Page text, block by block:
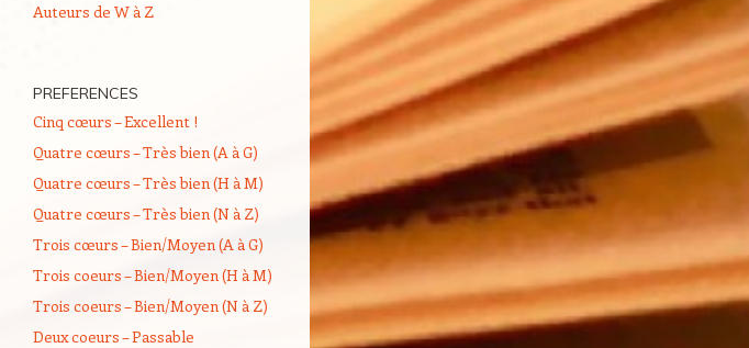
Auteurs de W à Z
PREFERENCES
Cinq cœurs – Excellent !
Quatre cœurs – Très bien (A à G)
Quatre cœurs – Très bien (H à M)
Quatre cœurs – Très bien (N à Z)
Trois cœurs – Bien/Moyen (A à G)
Trois coeurs – Bien/Moyen (H à M)
Trois coeurs – Bien/Moyen (N à Z)
Deux coeurs – Passable